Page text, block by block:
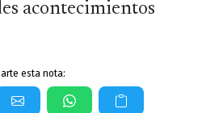
acontecimientos
esta nota: